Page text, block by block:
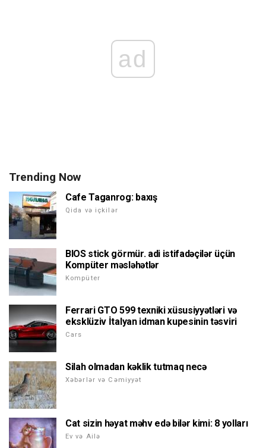
ad
Trending Now
Cafe Taganrog: baxış
Qida və içkilər
BIOS stick görmür. adi istifadəçilər üçün
Kompüter məsləhətlər
Kompüter
Ferrari GTO 599 texniki xüsusiyyətləri və
eksklüziv İtalyan idman kupesinin təsviri
Cars
Silah olmadan kəklik tutmaq necə
Xəbərlər və Cəmiyyət
Cat sizin həyat məhv edə bilər kimi: 8 yolları
Ev və Ailə